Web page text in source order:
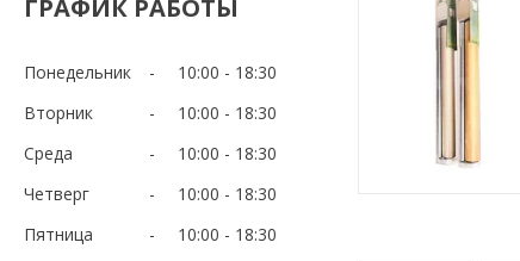
ГРАФИК РАБОТЫ
Понедельник 10:00
18:30
Вторник
10:00
18:30
Среда
10:00
18:30
Четверг
10:00
18:30
Пятница
10:00
18:30